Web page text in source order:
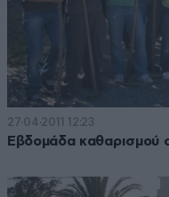
27·04·2011 12:23
Εβδομάδα καθαρισμού